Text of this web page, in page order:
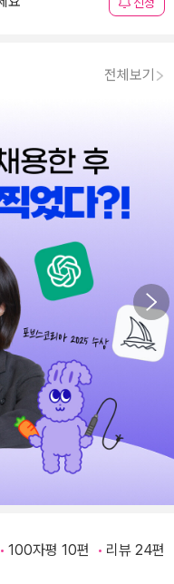
신청
전체보기
100자평 10편 리뷰 24편